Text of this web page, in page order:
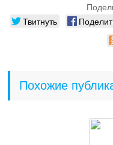
Твитнуть
Похожие